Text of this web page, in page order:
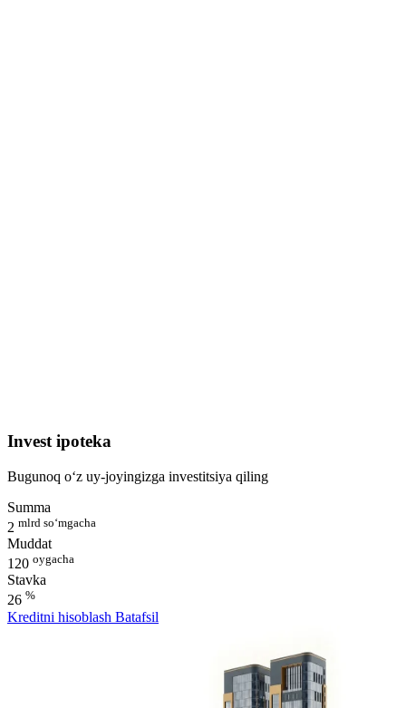
Invest ipoteka
Bugunoq o‘z uy-joyingizga investitsiya qiling
Summa
2 mlrd so‘mgacha
Muddat
120 oygacha
Stavka
26 %
Kreditni hisoblash Batafsil